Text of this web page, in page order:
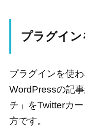
プラグイ
プラグインを使
WordPressの記
チ」をTwitterカ
方です。